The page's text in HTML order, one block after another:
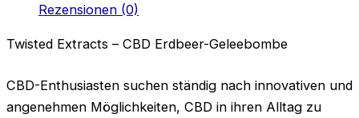
Rezensionen (0)
Twisted Extracts – CBD Erdbeer-Geleebombe
CBD-Enthusiasten suchen ständig nach innovativen und
angenehmen Möglichkeiten, CBD in ihren Alltag zu